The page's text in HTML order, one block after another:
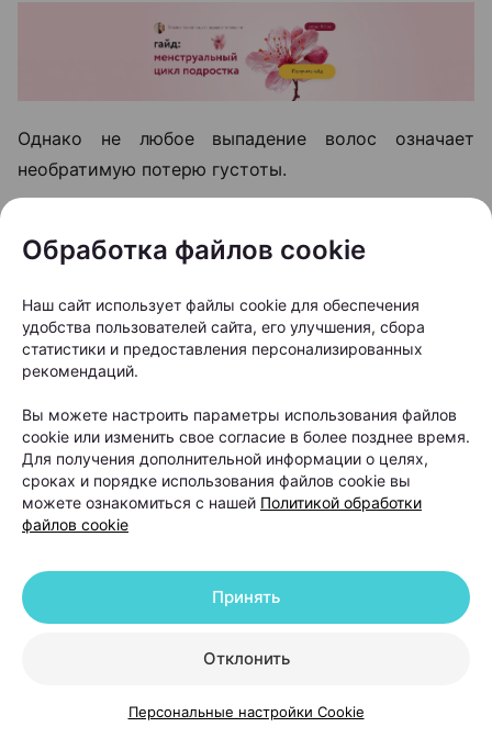
Однако не любое выпадение волос означает
необратимую потерю густоты.
лечения.
гормональных изменений, то такие состояния
Обработка файлов cookie
Наш сайт использует файлы cookie для обеспечения
удобства пользователей сайта, его улучшения, сбора
статистики и предоставления персонализированных
рекомендаций.
Вы можете настроить параметры использования файлов
cookie или изменить свое согласие в более позднее время.
Для получения дополнительной информации о целях,
сроках и порядке использования файлов cookie вы
можете ознакомиться с нашей Политикой обработки
файлов cookie
Отклонить
Принять
Персональные настройки Cookie